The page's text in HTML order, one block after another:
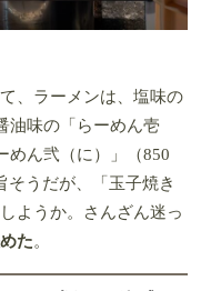
、ラーメンは、塩味の
油味の「らーめん壱
めん弐（に）」（850
そうだが、「玉子焼き
ようか。さんざん迷っ
た。